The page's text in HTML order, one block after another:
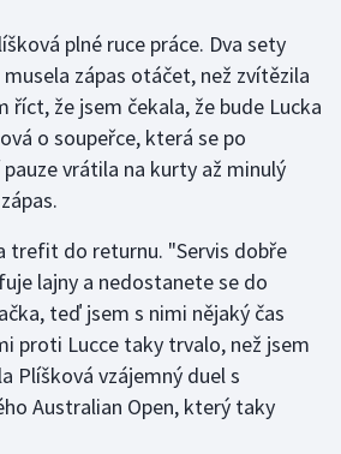
plné ruce práce. Dva sety
zápas otáčet, než zvítězila
říct, že jsem čekala, že bude Lucka
o soupeřce, která se po
vrátila na kurty až minulý
trefit do returnu. "Servis dobře
lajny a nedostanete se do
teď jsem s nimi nějaký čas
proti Lucce taky trvalo, než jsem
Plíšková vzájemný duel s
Australian Open, který taky